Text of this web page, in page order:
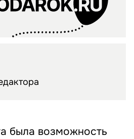
была возможность